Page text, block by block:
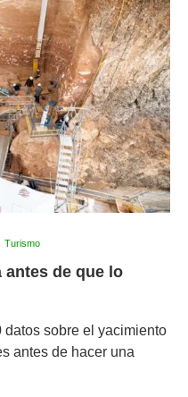
Turismo
antes de que lo
datos sobre el yacimiento
antes de hacer una